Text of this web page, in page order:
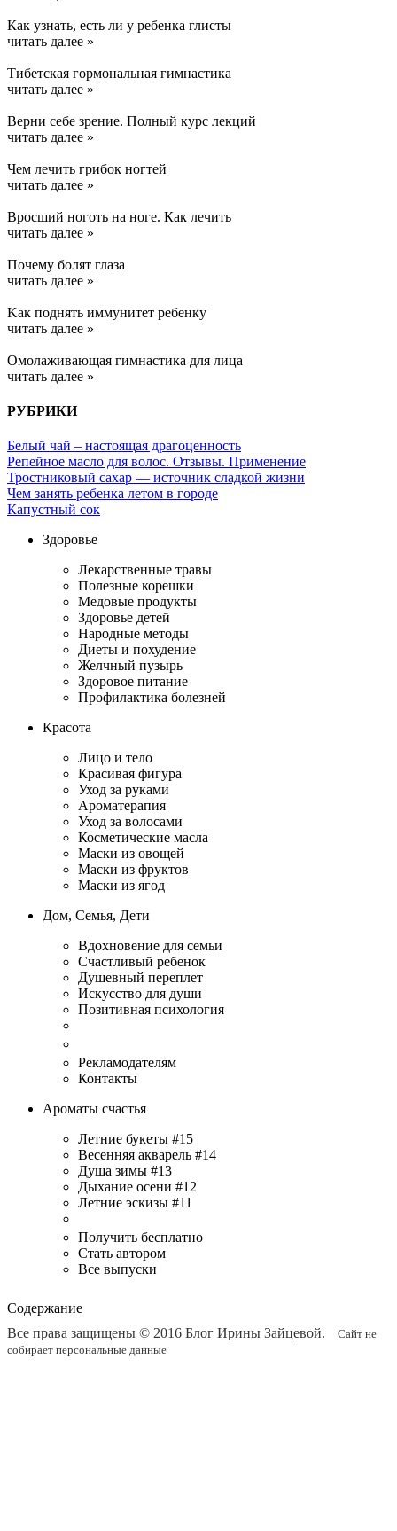
Как узнать, есть ли у ребенка глисты
читать далее »
Тибетская гормональная гимнастика
читать далее »
Верни себе зрение. Полный курс лекций
читать далее »
Чем лечить грибок ногтей
читать далее »
Вросший ноготь на ноге. Как лечить
читать далее »
Почему болят глаза
читать далее »
Kак поднять иммунитет ребенку
читать далее »
Омолаживающая гимнастика для лица
читать далее »
РУБРИКИ
Белый чай – настоящая драгоценность
Репейное масло для волос. Отзывы. Применение
Тростниковый сахар — источник сладкой жизни
Чем занять ребенка летом в городе
Капустный сок
Здоровье
Лекарственные травы
Полезные корешки
Медовые продукты
Здоровье детей
Народные методы
Диеты и похудение
Желчный пузырь
Здоровое питание
Профилактика болезней
Красота
Лицо и тело
Красивая фигура
Уход за руками
Ароматерапия
Уход за волосами
Косметические масла
Маски из овощей
Маски из фруктов
Маски из ягод
Дом, Семья, Дети
Вдохновение для семьи
Счастливый ребенок
Душевный переплет
Искусство для души
Позитивная психология
Рекламодателям
Контакты
Ароматы счастья
Летние букеты #15
Весенняя акварель #14
Душа зимы #13
Дыхание осени #12
Летние эскизы #11
Получить бесплатно
Стать автором
Все выпуски
Содержание
Все права защищены © 2016 Блог Ирины Зайцевой.
Сайт не
собирает персональные данные